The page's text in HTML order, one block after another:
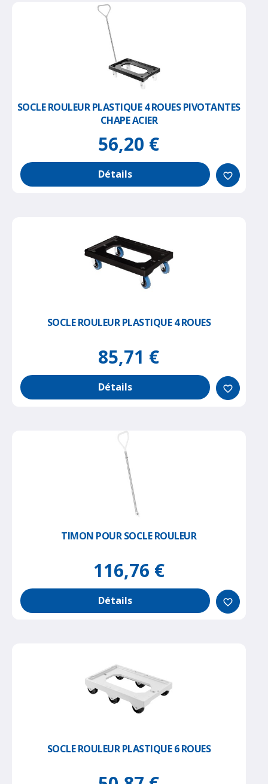
SOCLE ROULEUR PLASTIQUE 4 ROUES PIVOTANTES
CHAPE ACIER
56,20 €
Détails favorite_border
SOCLE ROULEUR PLASTIQUE 4 ROUES
85,71 €
Détails favorite_border
TIMON POUR SOCLE ROULEUR
116,76 €
Détails favorite_border
SOCLE ROULEUR PLASTIQUE 6 ROUES